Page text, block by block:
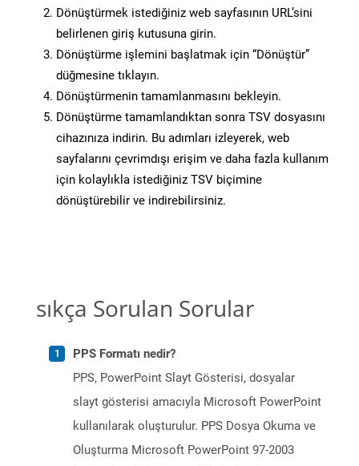
Dönüştürmek istediğiniz web sayfasının URL’sini
belirlenen giriş kutusuna girin.
Dönüştürme işlemini başlatmak için “Dönüştür”
düğmesine tıklayın.
Dönüştürmenin tamamlanmasını bekleyin.
Dönüştürme tamamlandıktan sonra TSV dosyasını
cihazınıza indirin. Bu adımları izleyerek, web
sayfalarını çevrimdışı erişim ve daha fazla kullanım
için kolaylıkla istediğiniz TSV biçimine
dönüştürebilir ve indirebilirsiniz.
sıkça Sorulan Sorular
PPS Formatı nedir?
PPS, PowerPoint Slayt Gösterisi, dosyalar
slayt gösterisi amacıyla Microsoft PowerPoint
kullanılarak oluşturulur. PPS Dosya Okuma ve
Oluşturma Microsoft PowerPoint 97-2003